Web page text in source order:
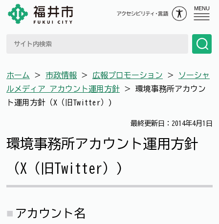
MENU
ホーム ＞ 市政情報 ＞ 広報プロモーション ＞
ソーシャ
ルメディア アカウント運用方針 ＞ 環境事務所アカウン
ト運用方針（X（旧Twitter）)
最終更新日：2014年4月1日
環境事務所アカウント運用方針
（X（旧Twitter）)
アカウント名